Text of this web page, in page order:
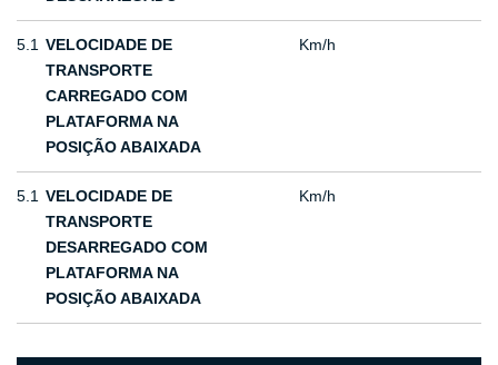
5.1 VELOCIDADE DE
TRANSPORTE
CARREGADO COM
PLATAFORMA NA
POSIÇÃO ABAIXADA
Km/h
5.1 VELOCIDADE DE
TRANSPORTE
DESARREGADO COM
PLATAFORMA NA
POSIÇÃO ABAIXADA
Km/h